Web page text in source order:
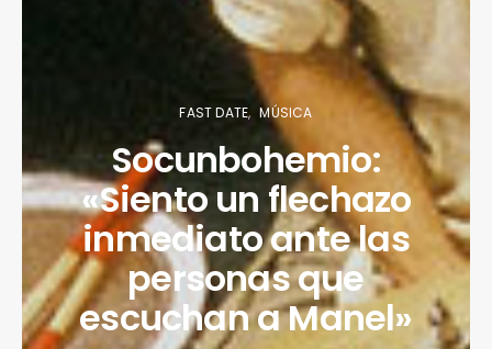
FAST DATE MÚSICA
Socunbohemio:
«Siento un flechazo
inmediato ante las
personas que
escuchan a Manel»